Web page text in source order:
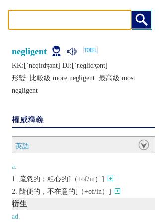
negligent
KK:[ˈnɛɡlɪdʒǝnt] DJ:[ˈnеɡlidʒǝnt]
形變: 比較級:more negligent 最高級:most
negligent
權威釋義
英語
a.
疏忽的；粗心的[（+of/in）]
隨便的，不在意的[（+of/in）]
衍生
ad.